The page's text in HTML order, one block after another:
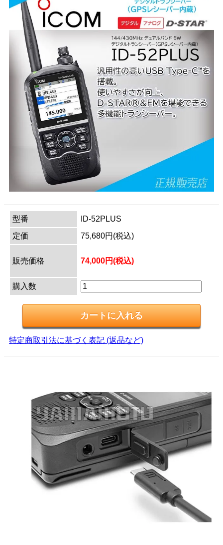
型番
ID-52PLUS
定価
75,680円(税込)
販売価格 74,000円(税込)
購入数
特定商取引法に基づく表記 (返品など)